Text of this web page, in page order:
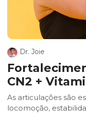
Dr. Joie
CN2 +
As articulações são
locomoção,